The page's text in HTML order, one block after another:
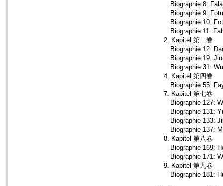
Biographie 8:
Biographie 9:
Biographie 10:
Biographie 11:
2. Kapitel 第二卷
Biographie 12:
Biographie 19:
Biographie 31:
4. Kapitel 第四卷
Biographie 55:
7. Kapitel 第七卷
Biographie 127:
Biographie 131:
Biographie 133:
Biographie 137:
8. Kapitel 第八卷
Biographie 169:
Biographie 171:
9. Kapitel 第九卷
Biographie 181: